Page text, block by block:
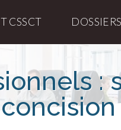
CSSCT DOSSIERS
: